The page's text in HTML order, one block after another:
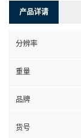
产品详请
分辨率
重量
品牌
货号